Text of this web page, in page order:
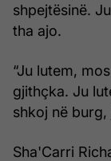
shpejtësinë.
tha ajo.
“Ju lutem,
gjithçka. Ju
shkoj në burg,
Sha'Carri